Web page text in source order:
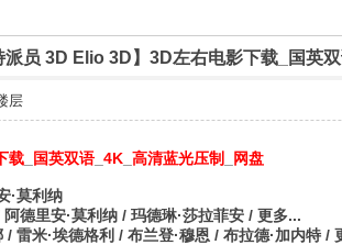
派员 3D Elio 3D】3D左右电影下载_国英
层
载 国英双语_ 4K 高清蓝光压制 网盘
·莫利纳
德里安·莫利纳 / 玛德琳·莎拉菲安 / 更多...
雷米·埃德格利 / 布兰登·穆恩 / 布拉德·加内特 /